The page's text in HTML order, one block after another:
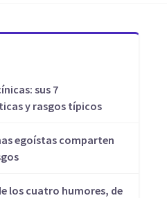
sus 7
y rasgos típicos
egoístas comparten
los cuatro humores, de